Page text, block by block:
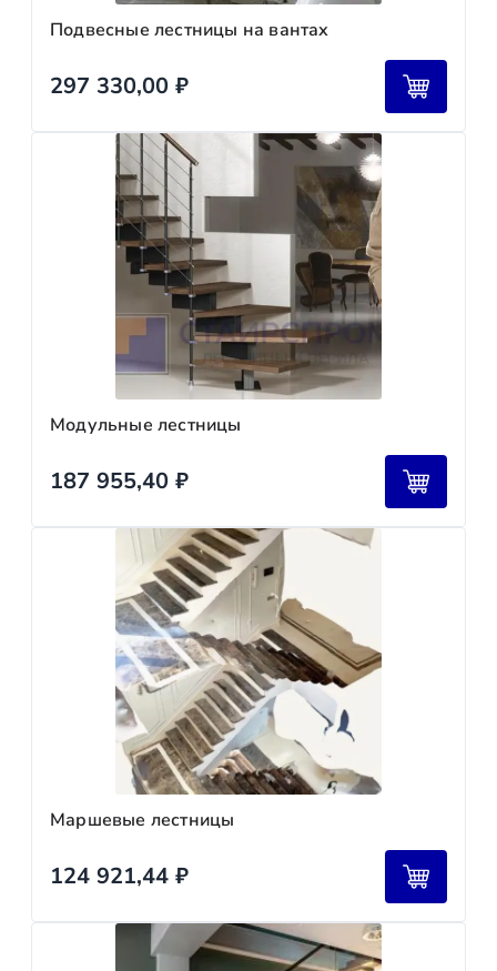
Подвесные лестницы на вантах
297 330,00 ₽
Модульные лестницы
187 955,40 ₽
Маршевые лестницы
124 921,44 ₽